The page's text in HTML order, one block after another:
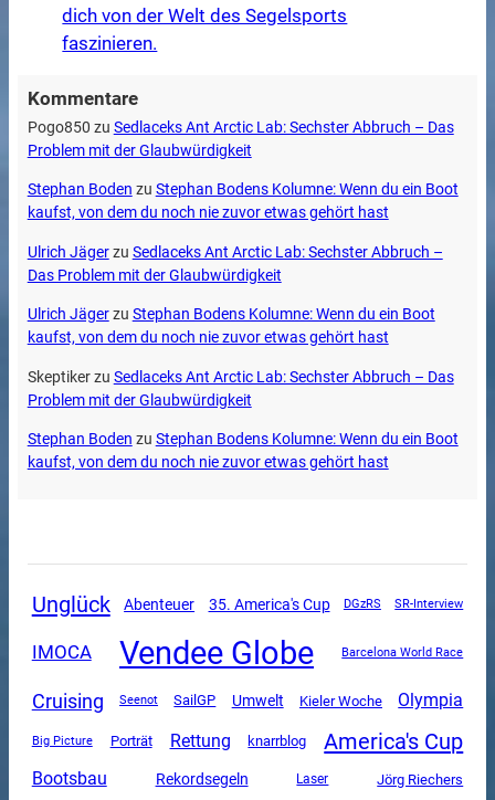
dich von der Welt des Segelsports
faszinieren.
Kommentare
Pogo850 zu Sedlaceks Ant Arctic Lab: Sechster Abbruch – Das
Problem mit der Glaubwürdigkeit
Stephan Boden zu Stephan Bodens Kolumne: Wenn du ein Boot
kaufst, von dem du noch nie zuvor etwas gehört hast
Ulrich Jägerzu Sedlaceks Ant Arctic Lab: Sechster Abbruch –
Das Problem mit der Glaubwürdigkeit
Ulrich Jägerzu Stephan Bodens Kolumne: Wenn du ein Boot
kaufst, von dem du noch nie zuvor etwas gehört hast
Skeptikerzu Sedlaceks Ant Arctic Lab: Sechster Abbruch – Das
Problem mit der Glaubwürdigkeit
Stephan Boden zu Stephan Bodens Kolumne: Wenn du ein Boot
kaufst, von dem du noch nie zuvor etwas gehört hast
Unglück Abenteuer 35. America's Cup DGzRS SR-Interview
IMOCA Vendee Globe Barcelona World Race
Cruising Seenot SailGP Umwelt Kieler Woche Olympia
Big Picture Porträt Rettung knarrblog America's Cup
Bootsbau Rekordsegeln Laser Jörg Riechers